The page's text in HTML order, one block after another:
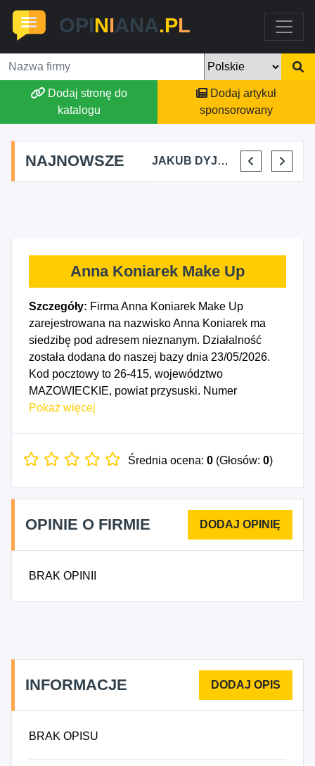
OPINIANA.PL
Dodaj stronę do
katalogu
Dodaj artykuł
sponsorowany
NAJNOWSZE
MARTA BRACHA JAKUB DYJAKIEWICZ POLISH LODA ELENA MAKARCHIK
Anna Koniarek Make Up
Szczegóły: Firma Anna Koniarek Make Up
zarejestrowana na nazwisko Anna Koniarek ma
siedzibę pod adresem nieznanym. Działalność
została dodana do naszej bazy dnia 23/05/2026.
Kod pocztowy to 26-415, województwo
MAZOWIECKIE, powiat przysuski. Numer
Identyfikacji Podatkowej NIP to 6010072961, a
działalności gospodarczej przypada na dzień
indziej niesklasyfikowane, 9621Z - Działalność
fryzjerska, 9622Z - Działalność w zakresie
pielęgnacji urody i pozostała działalność
Pokaż więcej
Średnia ocena: 0 (Głosów: 0)
OPINIE O FIRMIE
BRAK OPINII
INFORMACJE
BRAK OPISU